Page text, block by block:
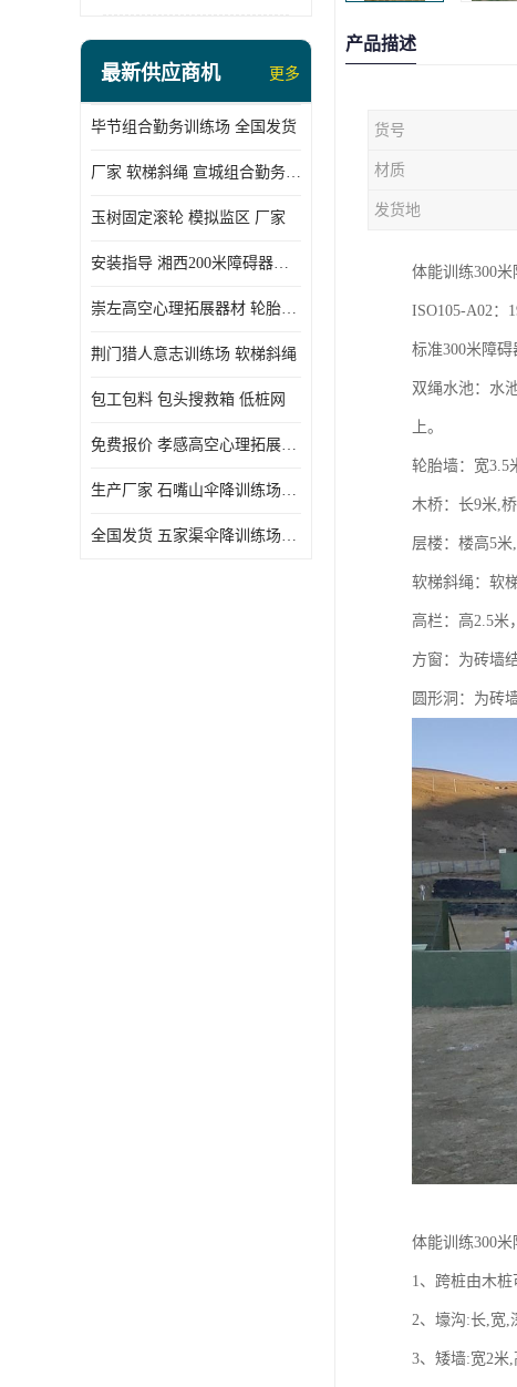
最新供应商机 更多
毕节组合勤务训练场 全国发货
厂家 软梯斜绳 宣城组合勤务训练场
玉树固定滚轮 模拟监区 厂家
安装指导 湘西200米障碍器材 模拟机降平台
崇左高空心理拓展器材 轮胎墙 技术参数
荆门猎人意志训练场 软梯斜绳
包工包料 包头搜救箱 低桩网
免费报价 孝感高空心理拓展器材 低桩网
生产厂家 石嘴山伞降训练场器材 空中单杠
全国发货 五家渠伞降训练场器材 低桩网
产品描述
货号
材质
发货地
体能训练300
ISO105-A02：
标准300米障碍
双绳水池：水
上。
轮胎墙：宽3.5
木桥：长9米,
层楼：楼高5
软梯斜绳：软
高栏：高2.5米
方窗：为砖墙
圆形洞：为砖
体能训练300米
1、跨桩由木桩
2、壕沟:长,宽,
3、矮墙:宽2米